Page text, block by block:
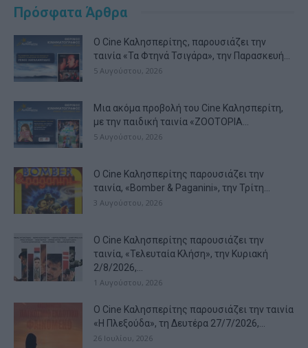
Πρόσφατα Άρθρα
Ο Cine Καλησπερίτης, παρουσιάζει την
ταινία «Τα Φτηνά Τσιγάρα», την Παρασκευή...
5 Αυγούστου, 2026
Μια ακόμα προβολή του Cine Καλησπερίτη,
με την παιδική ταινία «ZOOTOPIA...
5 Αυγούστου, 2026
Ο Cine Καλησπερίτης παρουσιάζει την
ταινία, «Bomber & Paganini», την Τρίτη...
3 Αυγούστου, 2026
Ο Cine Καλησπερίτης παρουσιάζει την
ταινία, «Τελευταία Κλήση», την Κυριακή
2/8/2026,...
1 Αυγούστου, 2026
Ο Cine Καλησπερίτης παρουσιάζει την ταινία
«Η Πλεξούδα», τη Δευτέρα 27/7/2026,...
26 Ιουλίου, 2026